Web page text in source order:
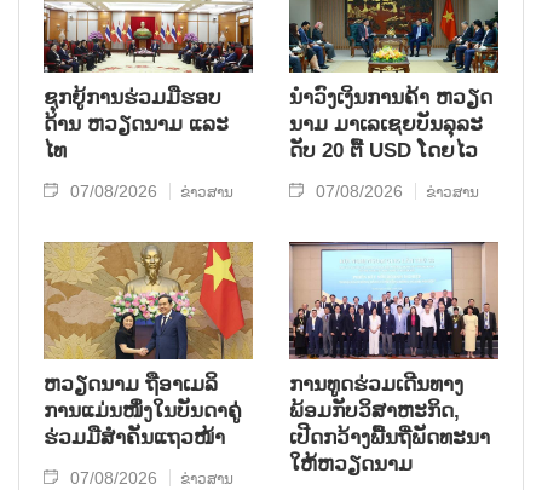
ຊຸກຍູ້ການຮ່ວມມືຮອບ
ດ້ານ ຫວຽດນາມ ແລະ
ໄທ
07/08/2026 ຂ່າວສານ
ນຳ​ວົງ​ເງິນ​ການ​ຄ້າ ຫວຽດ​
ນາມ ມາ​ເລ​ເຊຍ​ບັນ​ລຸ​ລະ​
ດັບ 20 ຕື້ USD ໂດຍ​ໄວ
07/08/2026 ຂ່າວສານ
ຫ​ວຽດ​ນາມ ຖື​ອາ​ເມ​ລິ​
ການ​ແມ່ນ​ໜຶ່ງ​ໃນ​ບັນ​ດາ​ຄູ່​
ຮ່ວມ​ມື​ສຳ​ຄັນ​ແຖວ​ໜ້າ
07/08/2026 ຂ່າວສານ
ການ​ທູດ​ຮ່ວມ​ເດີນ​ທາງ​
ພ້ອມກັບ​ວິ​ສາ​ຫະ​ກ​ິດ,
ເປີດກວ້າງ​ພື້ນ​ຖີ່​ພັດ​ທະ​ນາ​
ໃຫ້​ຫວຽດ​ນາມ